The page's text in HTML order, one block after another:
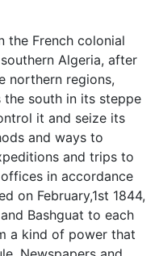
the French colonial
Algeria, after
northern regions,
south in its steppe
it and seize its
and ways to
and trips to
in accordance
on February,1st 1844,
Bashguat to each
a kind of power that